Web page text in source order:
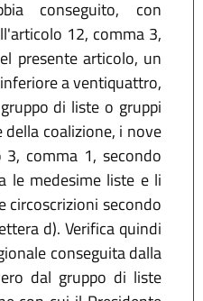
conseguito, con
12, comma 3,
presente articolo, un
a ventiquattro,
di liste o gruppi
coalizione, i nove
comma 1, secondo
le medesime liste e li
circoscrizioni secondo
d). Verifica quindi
conseguita dalla
dal gruppo di liste